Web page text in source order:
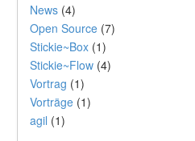
News (4)
Open Source (7)
Stickie~Box (1)
Stickie~Flow (4)
Vortrag (1)
Vorträge (1)
agil (1)